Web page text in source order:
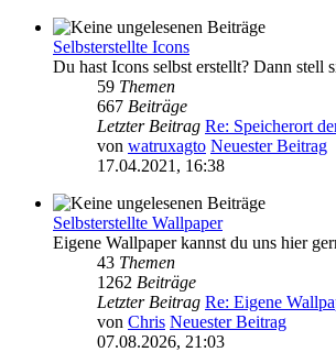
Selbsterstellte Icons
Du hast Icons selbst erstellt? Dann stell
59 Themen
667 Beiträge
Letzter Beitrag Re: Speicherort
von watruxagto Neuester Beitrag
17.04.2021, 16:38
Selbsterstellte Wallpaper
Eigene Wallpaper kannst du uns hier
43 Themen
1262 Beiträge
Letzter Beitrag Re: Eigene
von Chris Neuester Beitrag
07.08.2026, 21:03